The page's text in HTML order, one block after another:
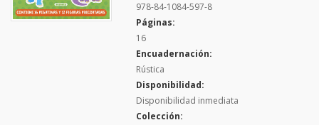
978-84-1084-597-8
Páginas:
16
Encuadernación:
Rústica
Disponibilidad:
Disponibilidad inmediata
Colección: